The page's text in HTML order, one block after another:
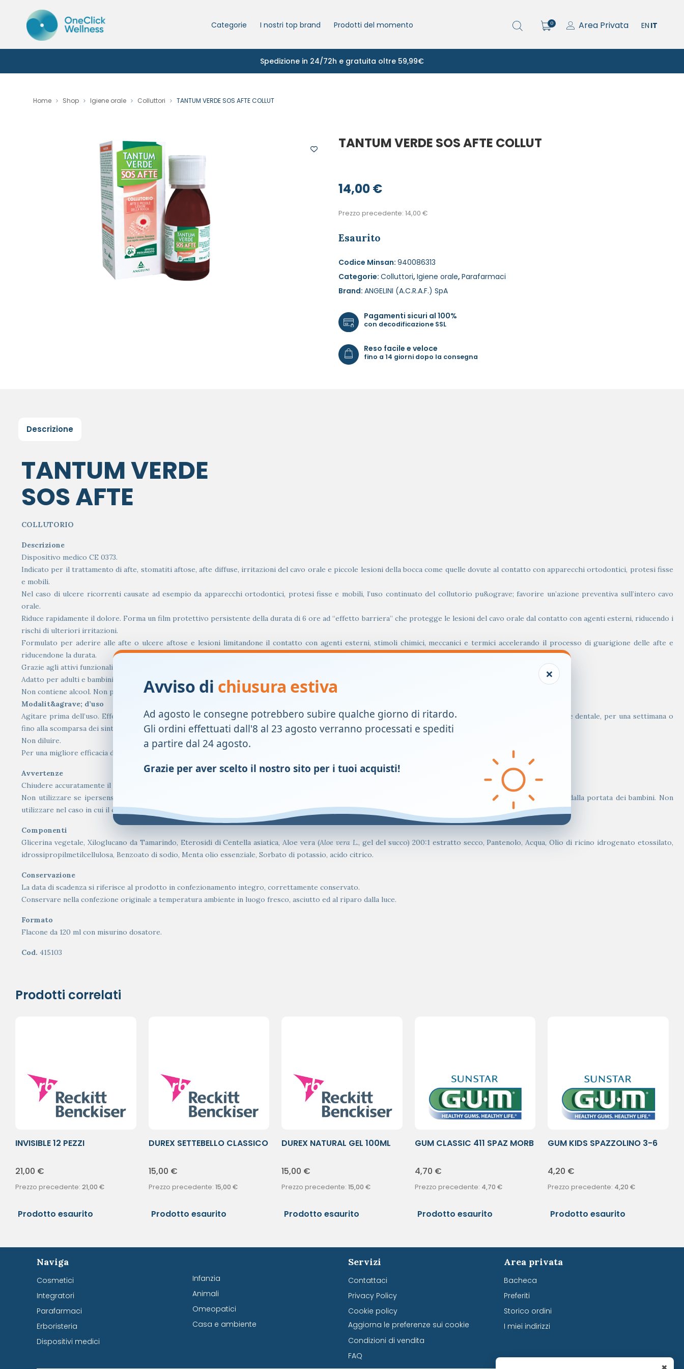
Categorie I nostri top brand Prodotti del momento EN IT
Area Privata
0
Spedizione in 24/72h e gratuita oltre 59,99€
Home Shop Igiene orale Colluttori TANTUM VERDE SOS AFTE COLLUT
TANTUM VERDE SOS AFTE COLLUT
14,00€
Prezzo precedente: 14,00 €
Esaurito
Codice Minsan: 940086313
Categorie: Colluttori, Igiene orale, Parafarmaci
Brand: ANGELINI (A.C.R.A.F.) SpA
Pagamenti sicuri al 100%
con decodificazione SSL
Reso facile e veloce
fino a 14 giorni dopo la consegna
Descrizione
TANTUM VERDE
SOS AFTE
COLLUTORIO
Descrizione
Dispositivo medico CE 0373.
Indicato per il trattamento di afte, stomatiti aftose, afte diffuse, irritazioni del cavo orale e piccole lesioni della bocca come quelle dovute al contatto con apparecchi ortodontici, protesi fisse
e mobili.
Nel caso di ulcere ricorrenti causate ad esempio da apparecchi ortodontici, protesi fisse e mobili, l’uso continuato del collutorio pu&ograve; favorire un’azione preventiva sull’intero cavo
orale.
Riduce rapidamente il dolore. Forma un film protettivo persistente della durata di 6 ore ad “effetto barriera” che protegge le lesioni del cavo orale dal contatto con agenti esterni, riducendo i
rischi di ulteriori irritazioni.
Formulato per aderire alle afte o ulcere aftose e lesioni limitandone il contatto con agenti esterni, stimoli chimici, meccanici e termici accelerando il processo di guarigione delle afte e
riducendone la durata.
Grazie agli attivi funzionali contenuti, favorisce la cicatrizzazione delle lesioni accelerando il processo di guarigione. Riduce il bruciore.
Adatto per adulti e bambini, dagli 8 anni in su.
Non contiene alcool. Non provoca bruciore.
Modalit&agrave; d’uso
Agitare prima dell’uso. Effettuare uno sciacquo con 10 ml di prodotto 2-3 volte al giorno o pi&ugrave;, secondo necessit&agrave;, preferibilmente dopo l’igiene dentale, per una settimana o
fino alla scomparsa dei sintomi. Effettuare lo sciacquo per almeno 30 secondi. Il prodotto &egrave; pronto all’uso.
Non diluire.
Per una migliore efficacia del prodotto, non mangiare e non bere per almeno un’ora dopo l’applicazione.
Avvertenze
Chiudere accuratamente il flacone dopo l’uso.
Non utilizzare se ipersensibili o allergici ad uno dei componenti. Non utilizzare il prodotto dopo la data di scadenza indicata sulla confezione. Tenere fuori dalla portata dei bambini. Non
utilizzare nel caso in cui il confezionamento non si presenti integro.
Componenti
Glicerina vegetale, Xiloglucano da Tamarindo, Eterosidi di Centella asiatica, Aloe vera (Aloe vera L., gel del succo) 200:1 estratto secco, Pantenolo, Acqua, Olio di ricino idrogenato etossilato,
idrossipropilmetilcellulosa, Benzoato di sodio, Menta olio essenziale, Sorbato di potassio, acido citrico.
Conservazione
La data di scadenza si riferisce al prodotto in confezionamento integro, correttamente conservato.
Conservare nella confezione originale a temperatura ambiente in luogo fresco, asciutto ed al riparo dalla luce.
Formato
Flacone da 120 ml con misurino dosatore.
Cod. 415103
Prodotti correlati
INVISIBLE 12 PEZZI
21,00 €
Prezzo precedente: 21,00 €
Prodotto esaurito
DUREX SETTEBELLO CLASSICO
15,00 €
Prezzo precedente: 15,00 €
Prodotto esaurito
DUREX NATURAL GEL 100ML
15,00 €
Prezzo precedente: 15,00 €
Prodotto esaurito
GUM CLASSIC 411 SPAZ MORB
4,70 €
Prezzo precedente: 4,70 €
Prodotto esaurito
GUM KIDS SPAZZOLINO 3-6
4,20 €
Prezzo precedente: 4,20 €
Prodotto esaurito
Naviga
Cosmetici
Integratori
Parafarmaci
Erboristeria
Dispositivi medici
Infanzia
Animali
Omeopatici
Casa e ambiente
Servizi
Contattaci
Privacy Policy
Cookie policy
Aggiorna le preferenze sui cookie
Condizioni di vendita
FAQ
Area privata
Bacheca
Preferiti
Storico ordini
I miei indirizzi
×
Avviso di chiusura estiva
Ad agosto le consegne potrebbero subire qualche giorno di ritardo.
Gli ordini effettuati dall'8 al 23 agosto verranno processati e spediti
a partire dal 24 agosto.
Grazie per aver scelto il nostro sito per i tuoi acquisti!